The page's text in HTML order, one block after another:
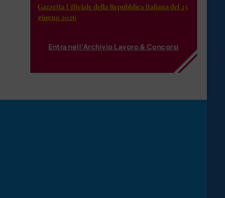
Gazzetta Ufficiale della Repubblica Italiana del 23
giugno 2026
Entra nell'Archivio Lavoro & Concorsi